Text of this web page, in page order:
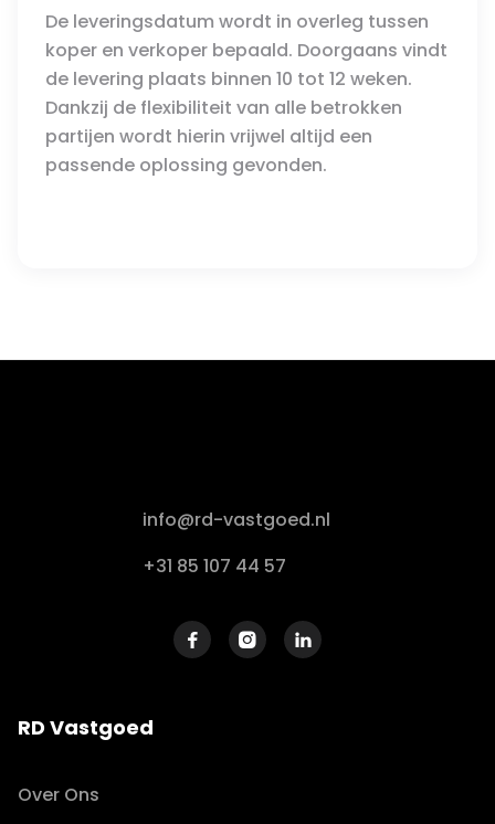
De leveringsdatum wordt in overleg tussen
koper en verkoper bepaald. Doorgaans vindt
de levering plaats binnen 10 tot 12 weken.
Dankzij de flexibiliteit van alle betrokken
partijen wordt hierin vrijwel altijd een
passende oplossing gevonden.
info@rd-vastgoed.nl
+31 85 107 44 57
  
RD Vastgoed
Over Ons